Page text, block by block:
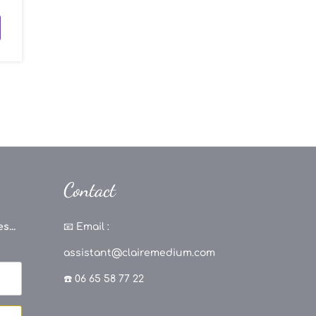
Contact
📧 Email :
assistant@clairemedium.com
☎️ 06 65 58 77 22